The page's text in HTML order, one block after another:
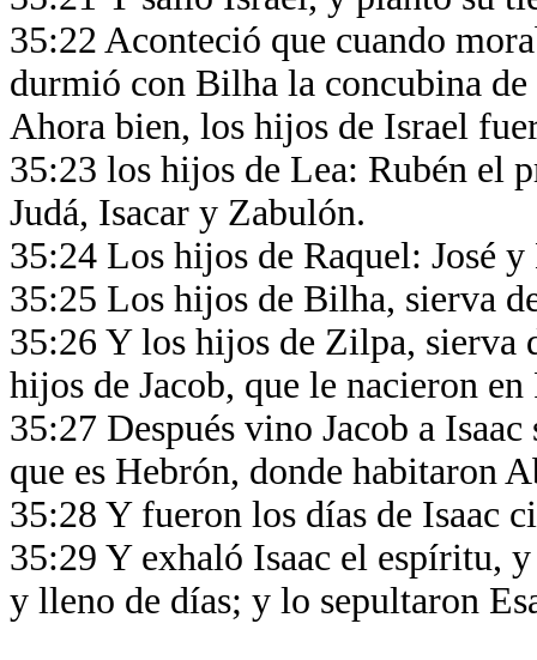
35:22 Aconteció que cuando
durmió con Bilha la concubina
Ahora bien, los hijos de Israel
35:23 los hijos de Lea: Rubén el
Judá, Isacar y Zabulón.
35:24 Los hijos de Raquel: José
35:25 Los hijos de Bilha, sierva
35:26 Y los hijos de Zilpa, sierva
hijos de Jacob, que le nacieron
35:27 Después vino Jacob a
que es Hebrón, donde habitaron
35:28 Y fueron los días de Isaac
35:29 Y exhaló Isaac el espíritu,
y lleno de días; y lo sepultaron